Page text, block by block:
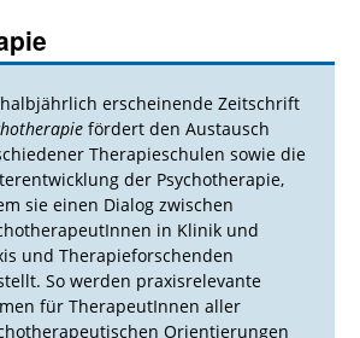
erscheinende Zeitschrift
fördert den Austausch
Therapieschulen sowie die
der Psychotherapie,
sie einen Dialog zwischen
in Klinik und
und Therapieforschenden
So werden praxisrelevante
für TherapeutInnen aller
Orientierungen